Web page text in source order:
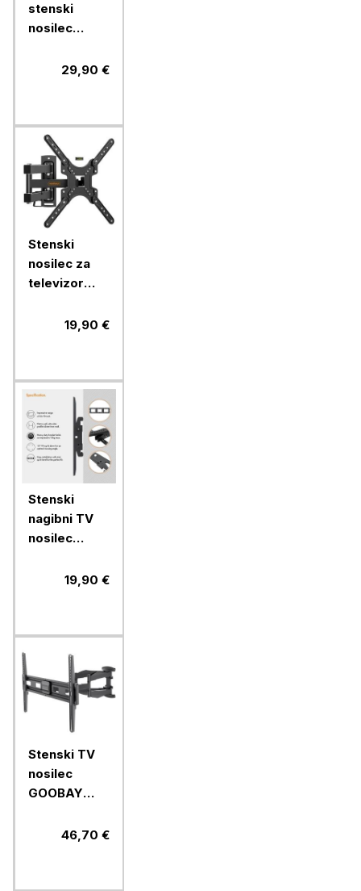
stenski
nosilec
56'', do 45
29,90 €
Stenski
nosilec za
televizor
popolnim19,90 €
Stenski
nagibni TV
nosilec
70 do 75kg
19,90 €
Stenski TV
nosilec
GOOBAY
203cm46,70 €